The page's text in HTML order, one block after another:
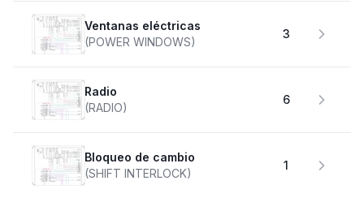
Ventanas eléctricas
(POWER WINDOWS)
3
Radio
(RADIO)
6
Bloqueo de cambio
(SHIFT INTERLOCK)
1